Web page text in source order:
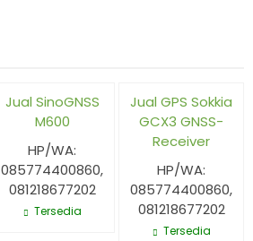
Jual SinoGNSS
M600
HP/WA:
085774400860,
081218677202
Tersedia
Jual GPS Sokkia
GCX3 GNSS-
Receiver
HP/WA:
085774400860,
081218677202
Tersedia